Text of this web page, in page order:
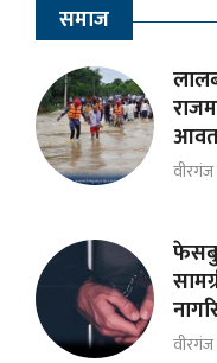
समाज
वीरगंज
वीरगंज